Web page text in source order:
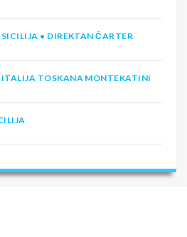
• DIREKTAN ČARTER
ITALIJA TOSKANA MONTEKATINI